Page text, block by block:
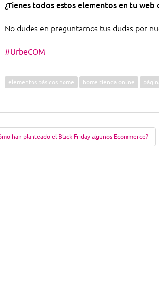
¿Tienes todos estos elementos en tu web
No dudes en preguntarnos tus dudas por
#UrbeCOM
elementos básicos home home tienda online
han planteado el Black Friday algunos Ecommerce?